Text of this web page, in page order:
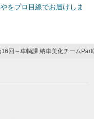
をプロ目線でお届けしま
16回～車輌課 納車美化チーム